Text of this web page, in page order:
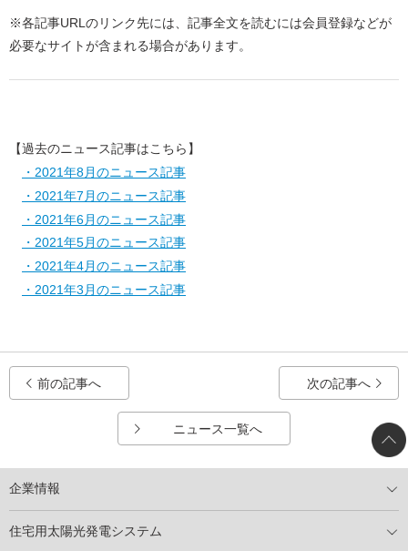
※各記事URLのリンク先には、記事全文を読むには会員登録などが
必要なサイトが含まれる場合があります。
【過去のニュース記事はこちら】
・2021年8月のニュース記事
・2021年7月のニュース記事
・2021年6月のニュース記事
・2021年5月のニュース記事
・2021年4月のニュース記事
・2021年3月のニュース記事
前の記事へ
ニュース一覧へ
次の記事へ
企業情報
住宅用太陽光発電システム